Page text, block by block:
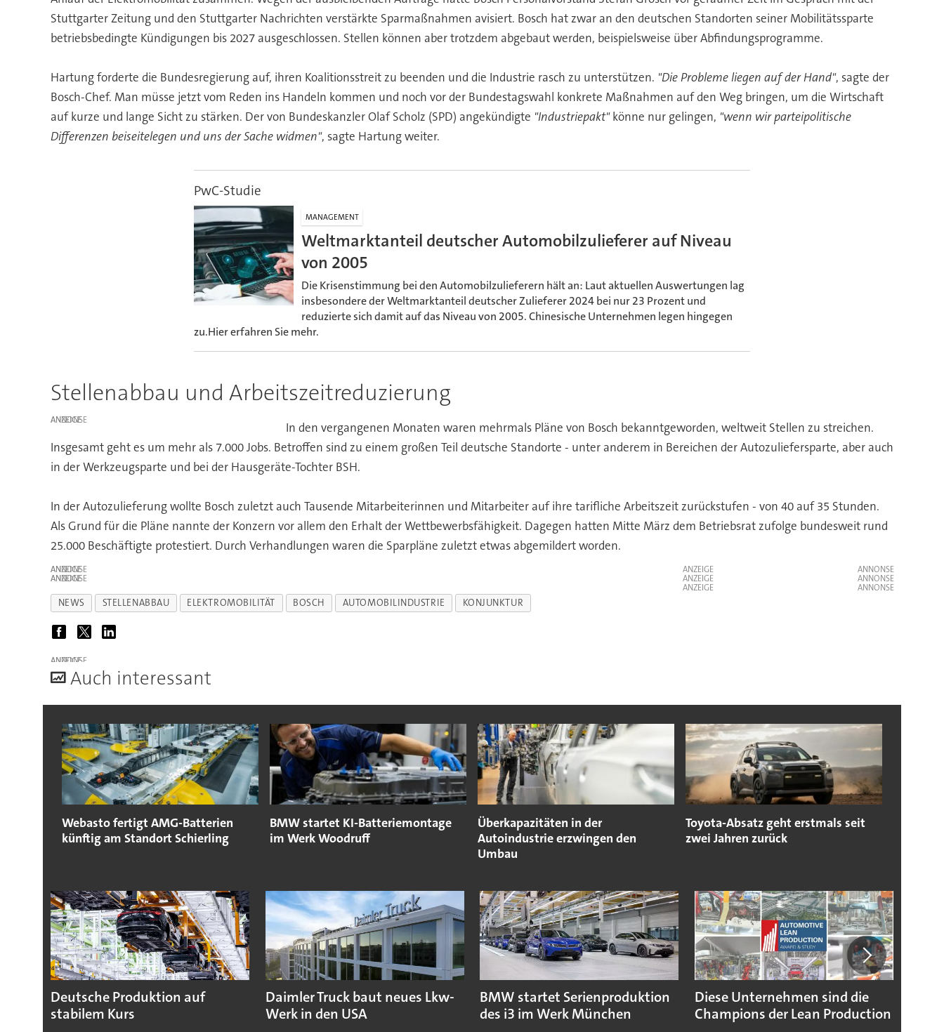
Stuttgarter Zeitung und den Stuttgarter Nachrichten verstärkte Sparmaßnahmen avisiert. Bosch hat zwar an den deutschen Standorten seiner Mobilitätssparte
betriebsbedingte Kündigungen bis 2027 ausgeschlossen. Stellen können aber trotzdem abgebaut werden, beispielsweise über Abfindungsprogramme.
Hartung forderte die Bundesregierung auf, ihren Koalitionsstreit zu beenden und die Industrie rasch zu unterstützen. "Die Probleme liegen auf der Hand", sagte der
Bosch-Chef. Man müsse jetzt vom Reden ins Handeln kommen und noch vor der Bundestagswahl konkrete Maßnahmen auf den Weg bringen, um die Wirtschaft
auf kurze und lange Sicht zu stärken. Der von Bundeskanzler Olaf Scholz (SPD) angekündigte "Industriepakt"könne nur gelingen, "wenn wir parteipolitische
Differenzen beiseitelegen und uns der Sache widmen", sagte Hartung weiter.
PwC-Studie
MANAGEMENT
Weltmarktanteil deutscher Automobilzulieferer auf Niveau
von 2005
Die Krisenstimmung bei den Automobilzulieferern hält an: Laut aktuellen Auswertungen lag
insbesondere der Weltmarktanteil deutscher Zulieferer 2024 bei nur 23 Prozent und
reduzierte sich damit auf das Niveau von 2005. Chinesische Unternehmen legen hingegen
zu.Hier erfahren Sie mehr.
Stellenabbau und Arbeitszeitreduzierung
ANZEIGE
In den vergangenen Monaten waren mehrmals Pläne von Bosch bekanntgeworden, weltweit Stellen zu streichen.
Insgesamt geht es um mehr als 7.000 Jobs. Betroffen sind zu einem großen Teil deutsche Standorte - unter anderem in Bereichen der Autozuliefersparte, aber auch
in der Werkzeugsparte und bei der Hausgeräte-Tochter BSH.
In der Autozulieferung wollte Bosch zuletzt auch Tausende Mitarbeiterinnen und Mitarbeiter auf ihre tarifliche Arbeitszeit zurückstufen - von 40 auf 35 Stunden.
Als Grund für die Pläne nannte der Konzern vor allem den Erhalt der Wettbewerbsfähigkeit. Dagegen hatten Mitte März dem Betriebsrat zufolge bundesweit rund
25.000 Beschäftigte protestiert. Durch Verhandlungen waren die Sparpläne zuletzt etwas abgemildert worden.
ANZEIGE
ANZEIGE
ANZEIGE
ANZEIGE
ANZEIGE
NEWS STELLENABBAU ELEKTROMOBILITÄT BOSCH AUTOMOBILINDUSTRIE KONJUNKTUR
ANZEIGE
Auch interessant
Webasto fertigt AMG-Batterien
künftig am Standort Schierling
BMW startet KI-Batteriemontage
im Werk Woodruff
Überkapazitäten in der
Autoindustrie erzwingen den
Umbau
Toyota-Absatz geht erstmals seit
zwei Jahren zurück
Deutsche Produktion auf
stabilem Kurs
Daimler Truck baut neues Lkw-
Werk in den USA
BMW startet Serienproduktion
des i3 im Werk München
Diese Unternehmen sind die
Champions der Lean Production